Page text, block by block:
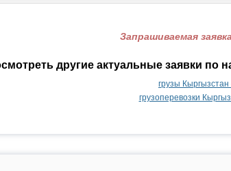
Запрашиваемая
другие актуальные заявки
грузы
грузоперевозки